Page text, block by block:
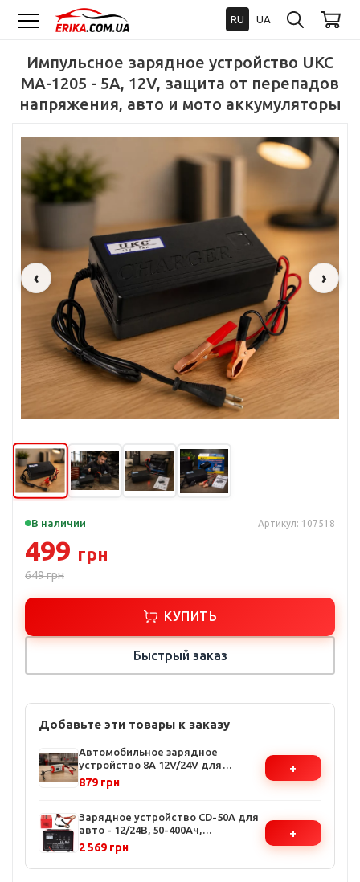
RU UA
Импульсное зарядное устройство UKC
MA-1205 - 5A, 12V, защита от перепадов
напряжения, авто и мото аккумуляторы
‹ ›
В наличии Артикул: 107518
499 грн
649грн
КУПИТЬ
Быстрый заказ
Добавьте эти товары к заказу
Автомобильное зарядное
устройство 8A 12V/24V для
аккумуляторов - 7-ступенчатая
система, ЖК-дисплей, защита от
879 грн
+
Зарядное устройство CD-50A для
авто - 12/24В, 50-400Ач,
автоматическое определение,
защита от перегрева
2 569 грн
+